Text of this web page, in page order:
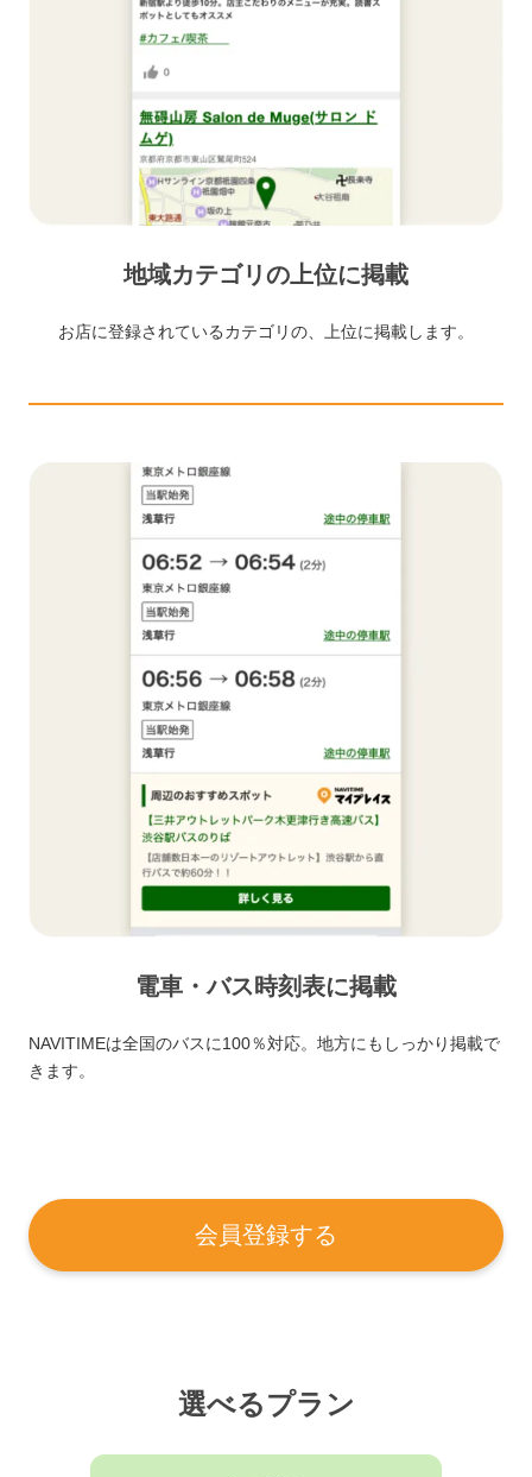
地域カテゴリの上位に掲載
お店に登録されているカテゴリの、上位に掲載します。
電車・バス時刻表に掲載
NAVITIMEは全国のバスに100％対応。地方にもしっかり掲載で
きます。
会員登録する
選べるプラン